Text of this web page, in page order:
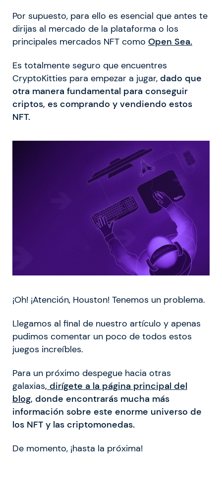
Por supuesto, para ello es esencial que antes te
dirijas al mercado de la plataforma o los
principales mercados NFT como Open Sea.
Es totalmente seguro que encuentres
CryptoKitties para empezar a jugar, dado que
otra manera fundamental para conseguir
criptos, es comprando y vendiendo estos
NFT.
¡Oh! ¡Atención, Houston! Tenemos un problema.
Llegamos al final de nuestro artículo y apenas
pudimos comentar un poco de todos estos
juegos increíbles.
Para un próximo despegue hacia otras
galaxias, dirígete a la página principal del
blog, donde encontrarás mucha más
información sobre este enorme universo de
los NFT y las criptomonedas.
De momento, ¡hasta la próxima!